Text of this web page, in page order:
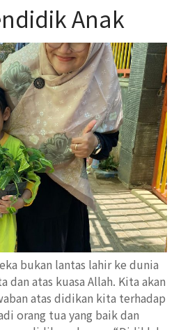
Anak
bukan lantas lahir ke dunia
dan atas kuasa Allah. Kita akan
atas didikan kita terhadap
orang tua yang baik dan